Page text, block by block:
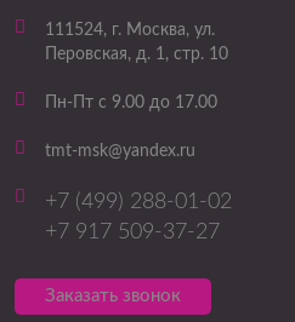
111524, г. Москва, ул.
Перовская, д. 1, стр. 10
Пн-Пт с 9.00 до 17.00
tmt-msk@yandex.ru
+7 (499) 288-01-02
+7 917 509-37-27
Заказать звонок